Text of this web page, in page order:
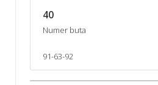
40
Numer buta
91-63-92